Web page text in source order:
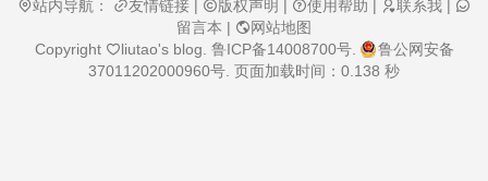
站内导航： 友情链接 | 版权声明 | 使用帮助 | 联系我 |
留言本 |
网站地图
Copyright
liutao's blog 鲁ICP备14008700号.
鲁公网安备
37011202000960号 . 页面加载时间：0.138 秒